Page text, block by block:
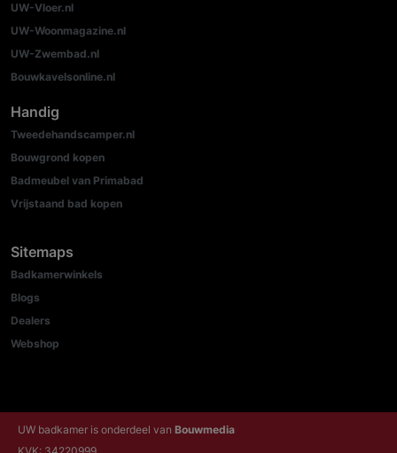
UW-Vloer.nl
UW-Woonmagazine.nl
UW-Zwembad.nl
Bouwkavelsonline.nl
Handig
Tweedehandscamper.nl
Bouwgrond kopen
Badmeubel van Primabad
Vrijstaand bad kopen
Sitemaps
Badkamerwinkels
Blogs
Dealers
Webshop
UW badkamer is onderdeel van Bouwmedia